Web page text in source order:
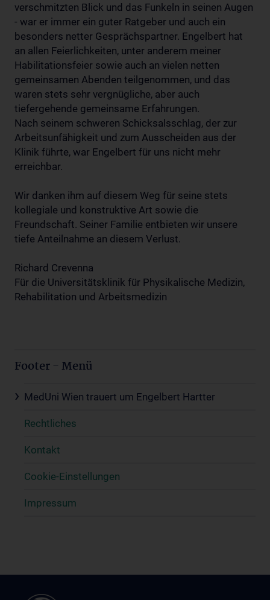
verschmitzten Blick und das Funkeln in seinen Augen
- war er immer ein guter Ratgeber und auch ein
besonders netter Gesprächspartner. Engelbert hat
an allen Feierlichkeiten, unter anderem meiner
Habilitationsfeier sowie auch an vielen netten
gemeinsamen Abenden teilgenommen, und das
waren stets sehr vergnügliche, aber auch
tiefergehende gemeinsame Erfahrungen.
Nach seinem schweren Schicksalsschlag, der zur
Arbeitsunfähigkeit und zum Ausscheiden aus der
Klinik führte, war Engelbert für uns nicht mehr
erreichbar.
Wir danken ihm auf diesem Weg für seine stets
kollegiale und konstruktive Art sowie die
Freundschaft. Seiner Familie entbieten wir unsere
tiefe Anteilnahme an diesem Verlust.
Richard Crevenna
Für die Universitätsklinik für Physikalische Medizin,
Rehabilitation und Arbeitsmedizin
Footer - Menü
MedUni Wien trauert um Engelbert Hartter
Rechtliches
Kontakt
Cookie-Einstellungen
Impressum